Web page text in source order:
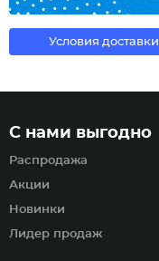
Условия доставки
С нами выгодно
Распродажа
Акции
Новинки
Лидер продаж